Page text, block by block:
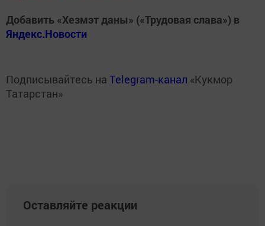
Добавить «Хезмэт даны» («Трудовая слава») в
Яндекс.Новости
Подписывайтесь на Telegram-канал «Кукмор
Татарстан»
Оставляйте реакции